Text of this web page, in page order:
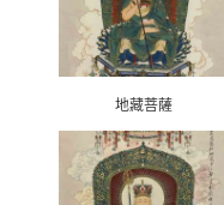
地藏菩薩